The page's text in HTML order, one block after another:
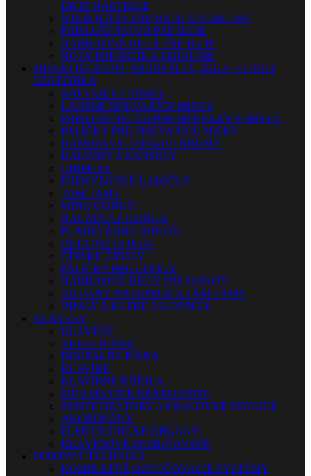
BICIE NÁSTROJE
MIKROFÓNY PRE BICIE A PERKUSIE
PRÍSLUŠENSTVO PRE BICIE
NÁHRADNÉ DIELY PRE BICIE
NOTY PRE BICIE A PERKUSIE
MUZIKOTERAPIA, MEDITÁCIA, JOGA, ETHNO,
EZOTERIKA
SPIEVAJÚCE MISKY
LADENÉ SPIEVAJÚCE MISKY
PRISLUŠENSTVO PRE SPIEVAJÚCE MISKY
PALIČKY PRE SPIEVAJÚCE MISKY
HANDPANY, TONGUE DRUMY
KALIMBY A SANSULY
CHIMESY
FREKVENČNÉ LADIČKY
TAM-TAMY
WIND GONGY
NALADENÉ GONGY
PLANETÁRNE GONGY
OSTATNÉ GONGY
ČÍNSKE ČINELY
PALIČKY PRE GONGY
NÁHRADNÉ DIELY PRE GONGY
STOJANY NA GONGY A TAM-TAMY
OBALY A KUFRE NA GONGY
KLÁVESY
KLÁVESY
STAGE PIÁNA
DIGITÁLNE PIÁNA
KLAVÍRE
KLAVÍRNE KRÍDLA
MIDI MASTER KEYBOARDY
SYNTETIZÁTORY A PRACOVNÉ STANICE
AKORDEÓNY
ELEKTRONICKÉ ORGANY
KLÁVESOVÉ ZOSILŇOVAČE
PÓDIOVÁ TECHNIKA
KOMPLETNÉ OZVUČOVACIE SYSTÉMY